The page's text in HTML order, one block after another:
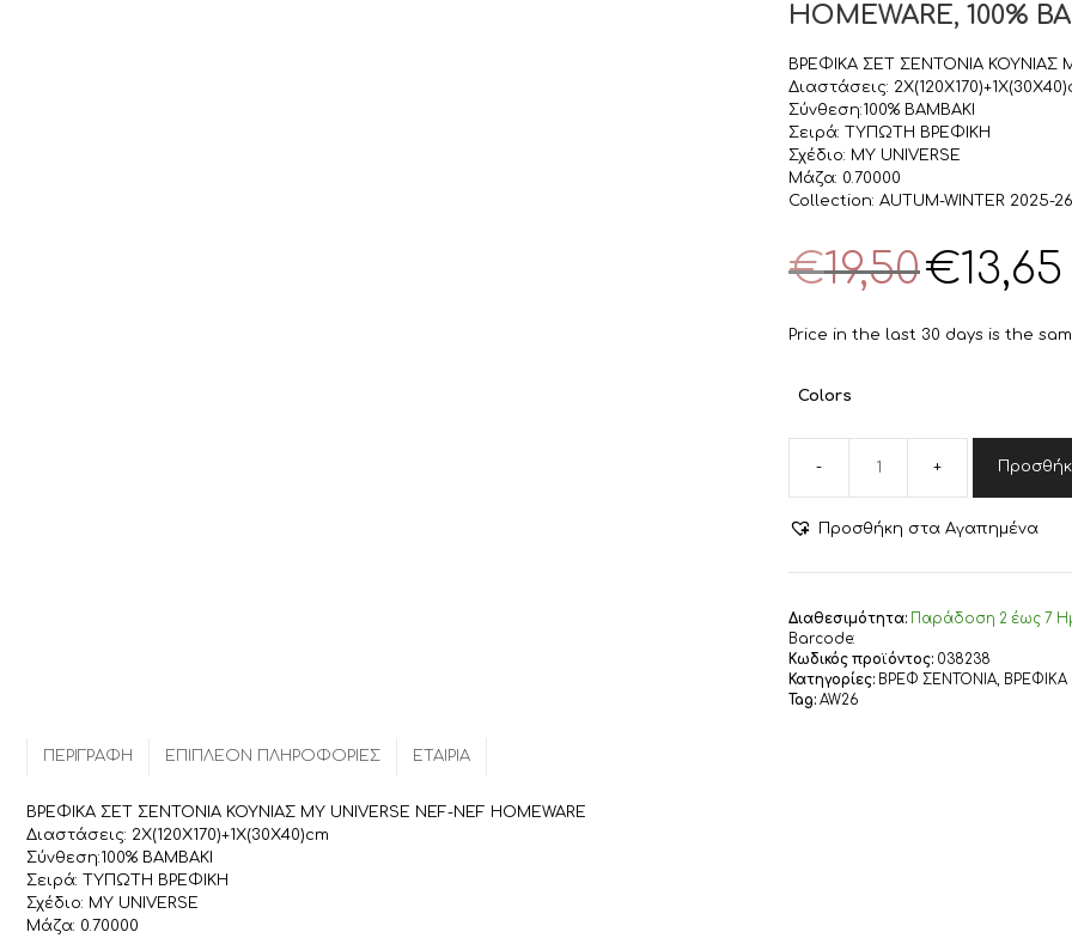
HOMEWARE, 100%
ΒΡΕΦΙΚΑ ΣΕΤ ΣΕΝΤΟΝΙΑ ΚΟΥΝΙΑΣ
Διαστάσεις:
Σύνθεση:100% ΒΑΜΒΑΚΙ
Σειρά: ΤΥΠΩΤΗ ΒΡΕΦΙΚΗ
Σχέδιο: MY UNIVERSE
Μάζα: 0.70000
Collection: AUTUM-WINTER 2025-26
€19,50 price
€13,65
Price in the last 30 days is the
Colors
ΣΕΤ
ΣΕΝΤΟΝΙΑ
NEF-
NEF
HOMEWARE,
100%
ΒΑΜΒΑΚΙ
Προσθήκη στα Αγαπημένα
Διαθεσιμότητα: Παράδoση 2 έως 7
Barcode:
Κωδικός προϊόντος: 038238
Κατηγορίες: ΒΡΕΦ ΣΕΝΤΟΝΙΑ, ΒΡΕΦΙΚΑ
Tag: AW26
ΠΕΡΙΓΡΑΦΉ ΕΠΙΠΛΈΟΝ ΠΛΗΡΟΦΟΡΊΕΣ ΕΤΑΙΡΊΑ
ΒΡΕΦΙΚΑ ΣΕΤ ΣΕΝΤΟΝΙΑ ΚΟΥΝΙΑΣ MY UNIVERSE NEF-NEF HOMEWARE
Διαστάσεις: 2X(120X170)+1X(30X40)cm
Σύνθεση:100% ΒΑΜΒΑΚΙ
Σειρά: ΤΥΠΩΤΗ ΒΡΕΦΙΚΗ
Σχέδιο: MY UNIVERSE
Μάζα: 0.70000